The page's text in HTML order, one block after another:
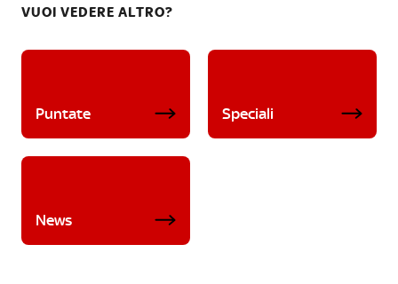
VUOI VEDERE ALTRO?
Puntate Speciali
News